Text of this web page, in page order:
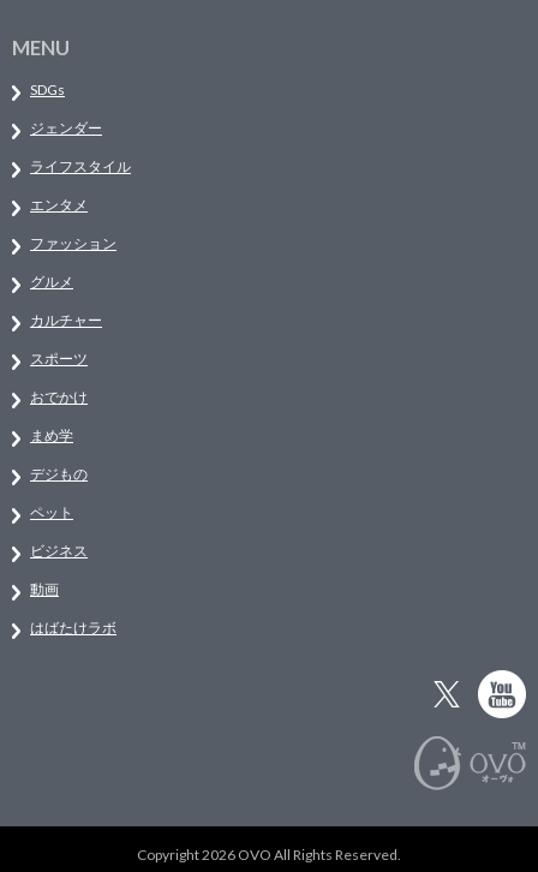
MENU
SDGs
ジェンダー
ライフスタイル
エンタメ
ファッション
グルメ
カルチャー
スポーツ
おでかけ
まめ学
デジもの
ペット
ビジネス
動画
はばたけラボ
Copyright 2026 OVO All Rights Reserved.